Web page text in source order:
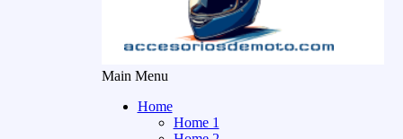
Main Menu
Home
Home 1